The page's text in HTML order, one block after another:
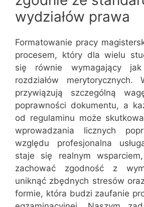
wydziałów prawa
Formatowanie pracy
procesem, który dla wielu
się równie wymagający
rozdziałów merytorycznych.
przywiązują szczególną
poprawności dokumentu, a
od regulaminu może
wprowadzania licznych
względu profesjonalna
staje się realnym
zachować zgodność z
uniknąć zbędnych stresów
formie, która budzi zaufanie